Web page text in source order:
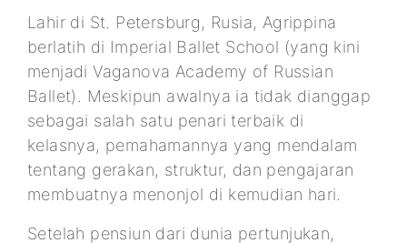
Lahir di St. Petersburg, Rusia, Agrippina
berlatih di Imperial Ballet School (yang kini
menjadi Vaganova Academy of Russian
Ballet). Meskipun awalnya ia tidak dianggap
sebagai salah satu penari terbaik di
kelasnya, pemahamannya yang mendalam
tentang gerakan, struktur, dan pengajaran
membuatnya menonjol di kemudian hari.
Setelah pensiun dari dunia pertunjukan,